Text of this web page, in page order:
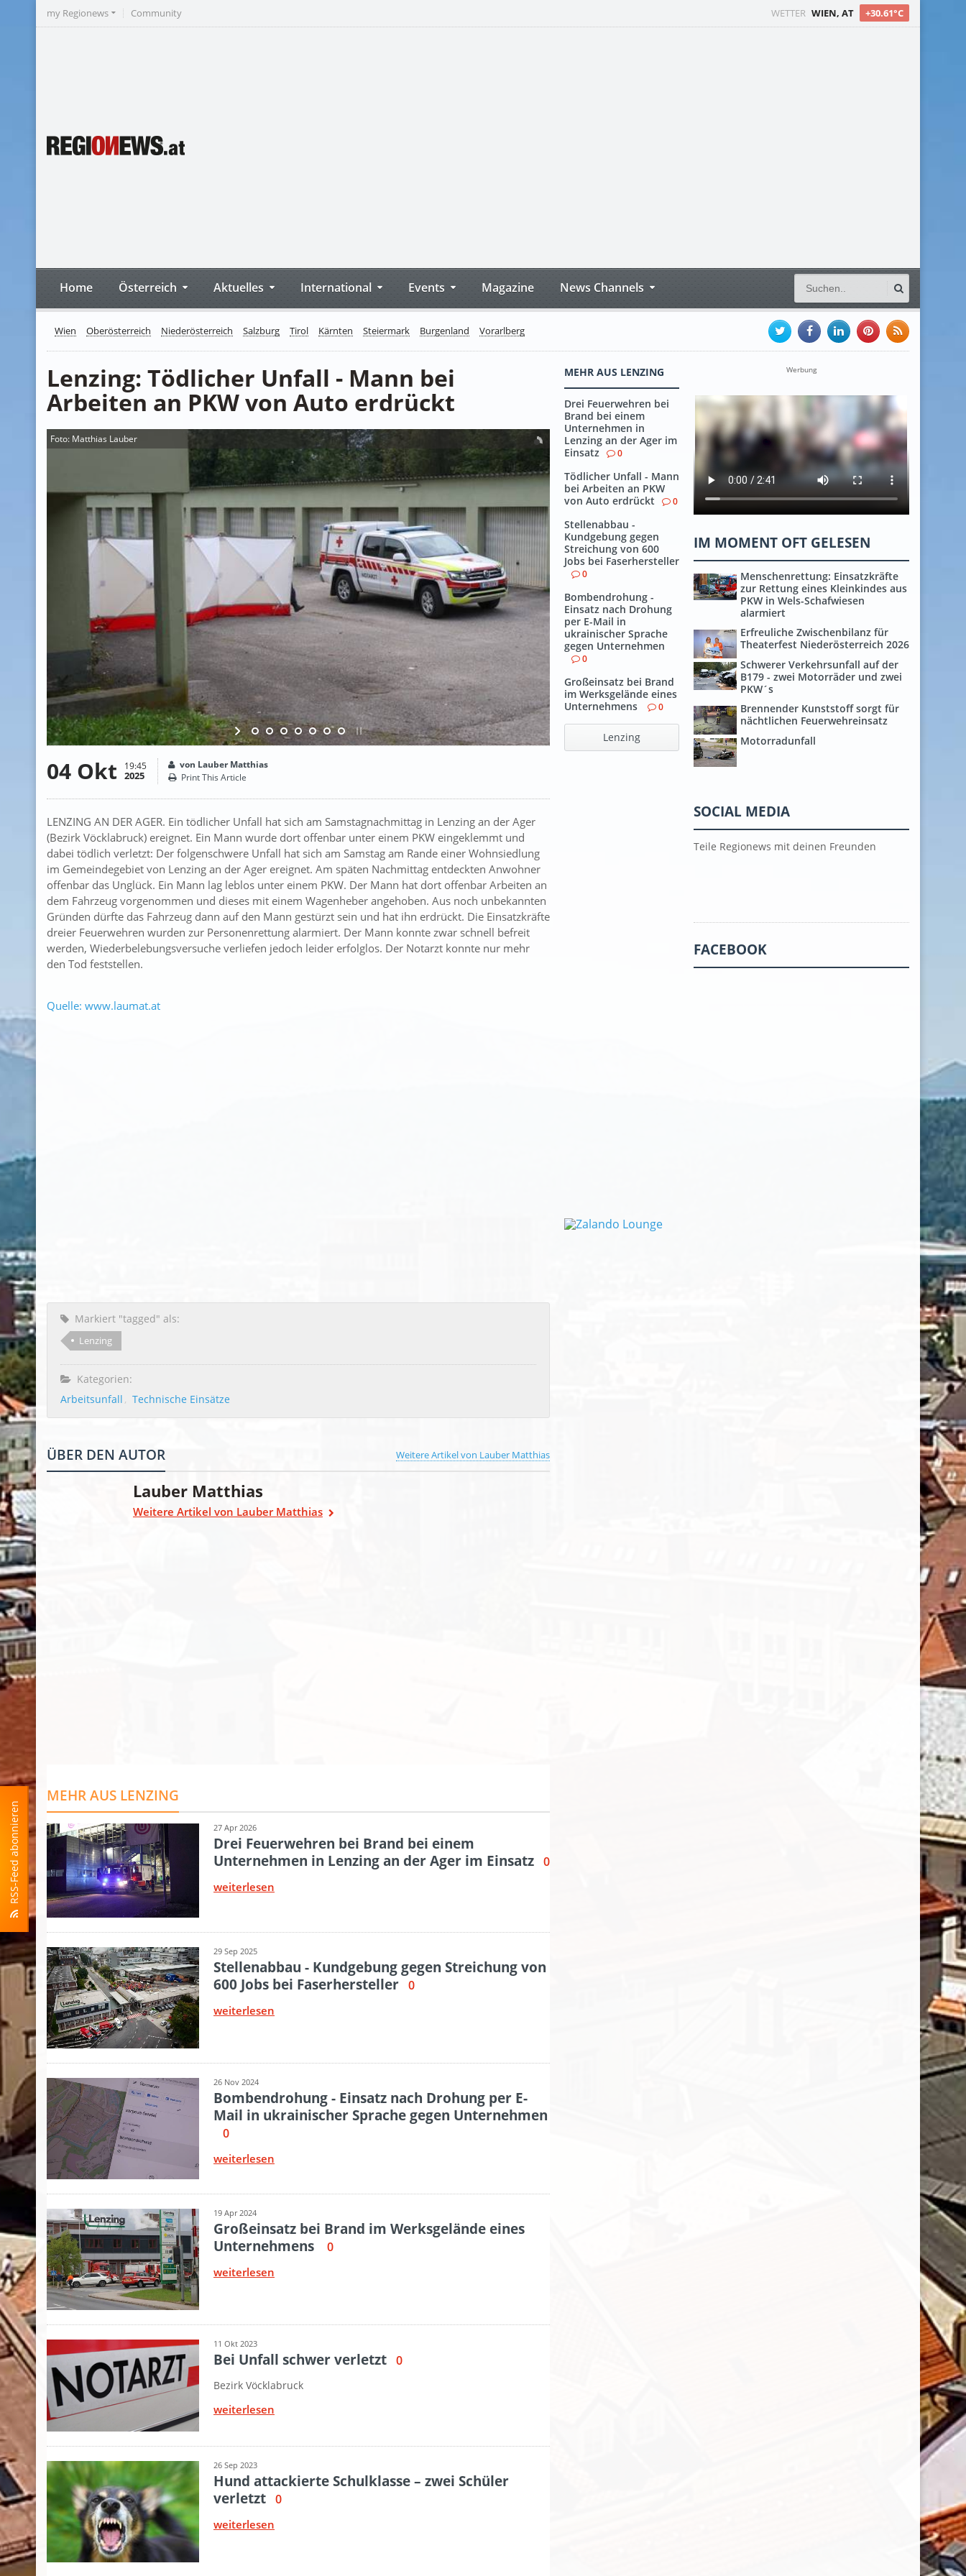
RSS-Feed abonnieren
WETTER WIEN, AT +30.61°C
my Regionews Community
Home Österreich Aktuelles International Events Magazine News Channels
Wien Oberösterreich Niederösterreich Salzburg Tirol Kärnten Steiermark Burgenland Vorarlberg
Lenzing: Tödlicher Unfall - Mann bei
Arbeiten an PKW von Auto erdrückt
Foto: Matthias Lauber
04 Okt 19:45
2025
von Lauber Matthias
Print This Article
LENZING AN DER AGER. Ein tödlicher Unfall hat sich am Samstagnachmittag in Lenzing an der Ager
(Bezirk Vöcklabruck) ereignet. Ein Mann wurde dort offenbar unter einem PKW eingeklemmt und
dabei tödlich verletzt: Der folgenschwere Unfall hat sich am Samstag am Rande einer Wohnsiedlung
im Gemeindegebiet von Lenzing an der Ager ereignet. Am späten Nachmittag entdeckten Anwohner
offenbar das Unglück. Ein Mann lag leblos unter einem PKW. Der Mann hat dort offenbar Arbeiten an
dem Fahrzeug vorgenommen und dieses mit einem Wagenheber angehoben. Aus noch unbekannten
Gründen dürfte das Fahrzeug dann auf den Mann gestürzt sein und hat ihn erdrückt. Die Einsatzkräfte
dreier Feuerwehren wurden zur Personenrettung alarmiert. Der Mann konnte zwar schnell befreit
werden, Wiederbelebungsversuche verliefen jedoch leider erfolglos. Der Notarzt konnte nur mehr
den Tod feststellen.
Quelle: www.laumat.at
Markiert "tagged" als:
Lenzing
Kategorien:
Arbeitsunfall
Technische Einsätze
Weitere Artikel von Lauber Matthias
ÜBER DEN AUTOR
Lauber Matthias
Weitere Artikel von Lauber Matthias
MEHR AUS LENZING
Drei Feuerwehren bei
Brand bei einem
Unternehmen in
Lenzing an der Ager im
Einsatz
0
Tödlicher Unfall - Mann
bei Arbeiten an PKW
von Auto erdrückt
0
Stellenabbau -
Kundgebung gegen
Streichung von 600
Jobs bei Faserhersteller
0
Bombendrohung -
Einsatz nach Drohung
per E-Mail in
ukrainischer Sprache
gegen Unternehmen
0
Großeinsatz bei Brand
im Werksgelände eines
Unternehmens
0
Lenzing
Werbung
IM MOMENT OFT GELESEN
Menschenrettung: Einsatzkräfte
zur Rettung eines Kleinkindes aus
PKW in Wels-Schafwiesen
alarmiert
Erfreuliche Zwischenbilanz für
Theaterfest Niederösterreich 2026
Schwerer Verkehrsunfall auf der
B179 - zwei Motorräder und zwei
PKW´s
Brennender Kunststoff sorgt für
nächtlichen Feuerwehreinsatz
Motorradunfall
SOCIAL MEDIA
Teile Regionews mit deinen Freunden
FACEBOOK